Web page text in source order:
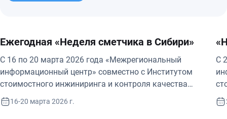
Ежегодная «Неделя сметчика в Сибири»
С 16 по 20 марта 2026 года «Межрегиональный
информационный центр» совместно с Институтом
стоимостного инжиниринга и контроля качества
строительства (ИСИИККС) выступят организаторами
ежегодной «Недели сметчика в Сибири».
16-20 марта 2026 г.
С